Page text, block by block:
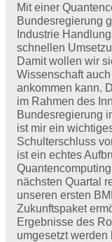
Mit einer
Bundesregierung
Industrie
schnellen
Damit wollen wir
Wissenschaft
ankommen kann.
im Rahmen des
Bundesregierung
ist mir ein
Schulterschluss
ist ein echtes
nächsten Quartal
unseren ersten
Zukunftspaket
Ergebnisse des
umgesetzt werden